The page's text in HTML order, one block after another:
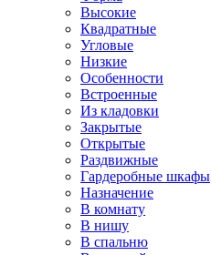
Высокие
Квадратные
Угловые
Низкие
Особенности
Встроенные
Из кладовки
Закрытые
Открытые
Раздвижные
Гардеробные шкафы
Назначение
В комнату
В нишу
В спальню